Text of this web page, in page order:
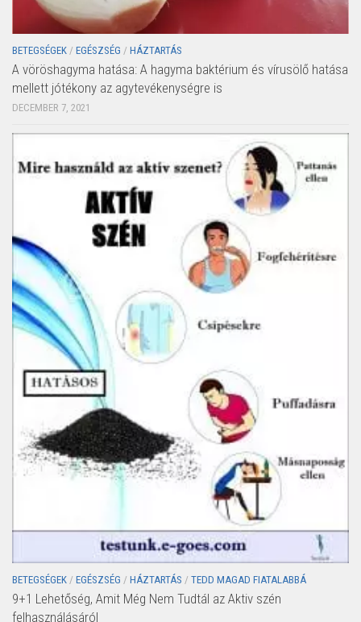
BETEGSÉGEK / EGÉSZSÉG / HÁZTARTÁS
A vöröshagyma hatása: A hagyma baktérium és vírusölő hatása
mellett jótékony az agytevékenységre is
DECEMBER 7, 2021
BETEGSÉGEK / EGÉSZSÉG / HÁZTARTÁS / TEDD MAGAD FIATALABBÁ
9+1 Lehetőség, Amit Még Nem Tudtál az Aktiv szén
felhasználásáról